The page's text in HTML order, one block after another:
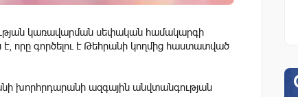
կառավարման սեփական համակարգի
որը գործելու է Թեհրանի կողմից հաստատված
խորհրդարանի ազգային անվտանգության